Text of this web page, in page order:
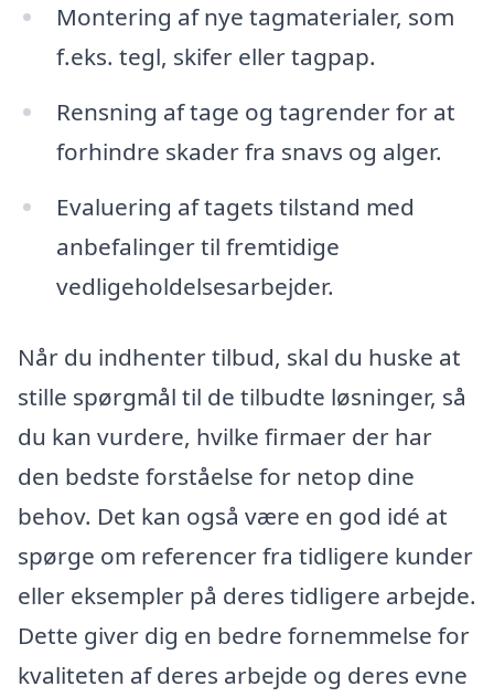
Montering af nye tagmaterialer, som
f.eks. tegl, skifer eller tagpap.
Rensning af tage og tagrender for at
forhindre skader fra snavs og alger.
Evaluering af tagets tilstand med
anbefalinger til fremtidige
vedligeholdelsesarbejder.
Når du indhenter tilbud, skal du huske at
stille spørgmål til de tilbudte løsninger, så
du kan vurdere, hvilke firmaer der har
den bedste forståelse for netop dine
behov. Det kan også være en god idé at
spørge om referencer fra tidligere kunder
eller eksempler på deres tidligere arbejde.
Dette giver dig en bedre fornemmelse for
kvaliteten af deres arbejde og deres evne